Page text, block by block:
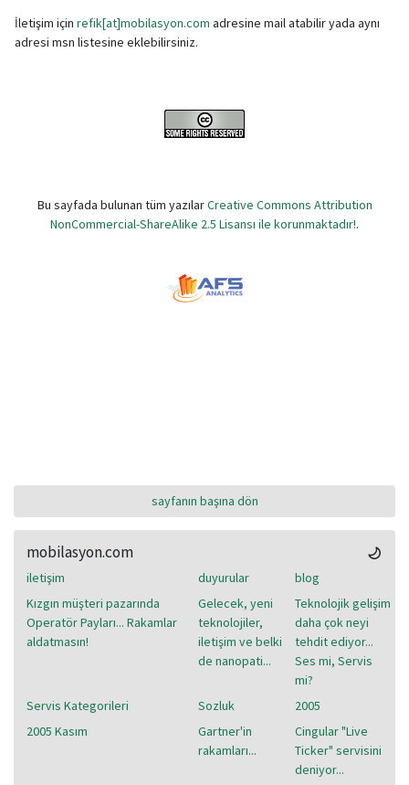
İletişim için refik[at]mobilasyon.com adresine mail atabilir yada aynı
adresi msn listesine eklebilirsiniz.
Bu sayfada bulunan tüm yazılarCreative Commons Attribution
NonCommercial-ShareAlike 2.5 Lisansı ile korunmaktadır!.
sayfanın başına dön
mobilasyon.com
iletişim duyurular
blog
Kızgın müşteri pazarında
Operatör Payları... Rakamlar
aldatmasın!
Gelecek, yeni
teknolojiler,
iletişim ve belki
de nanopati...
Teknolojik gelişim
daha çok neyi
tehdit ediyor...
Ses mi, Servis
mi?
Servis Kategorileri
Sozluk
2005
2005 Kasım
Gartner'in
rakamları...
Cingular "Live
Ticker" servisini
deniyor...